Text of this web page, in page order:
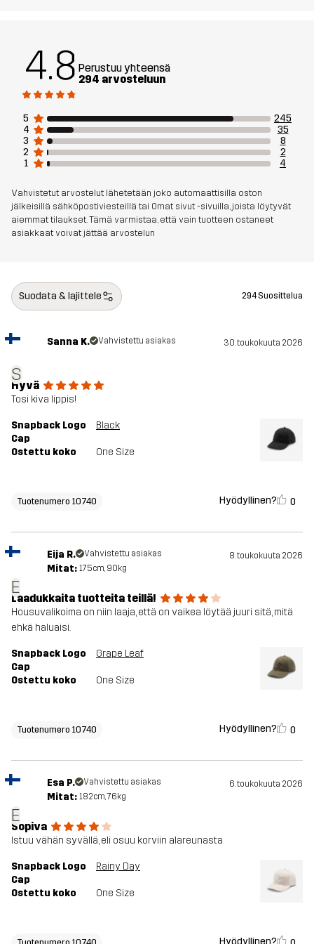
4.8 Perustuu yhteensä
294 arvosteluun
5
245
4
35
3
8
2
2
1
4
Vahvistetut arvostelut lähetetään joko automaattisilla oston
jälkeisillä sähköpostiviesteillä tai Omat sivut -sivuilla, joista löytyvät
aiemmat tilaukset. Tämä varmistaa, että vain tuotteen ostaneet
asiakkaat voivat jättää arvostelun
Suodata & lajittele 294 Suosittelua
S
Sanna K. Vahvistettu asiakas 30. toukokuuta 2026
Hyvä
Tosi kiva lippis!
Snapback Logo
Cap
Black
Ostettu koko One Size
Tuotenumero 10740 Hyödyllinen? 0
E
Eija R. Vahvistettu asiakas 8. toukokuuta 2026
Mitat: 175cm, 90kg
Laadukkaita tuotteita teillä!
Housuvalikoima on niin laaja, että on vaikea löytää juuri sitä, mitä
ehkä haluaisi.
Snapback Logo
Cap
Grape Leaf
Ostettu koko One Size
Tuotenumero 10740 Hyödyllinen? 0
E
Esa P. Vahvistettu asiakas 6. toukokuuta 2026
Mitat: 182cm, 76kg
Sopiva
Istuu vähän syvällä, eli osuu korviin alareunasta
Snapback Logo
Cap
Rainy Day
Ostettu koko One Size